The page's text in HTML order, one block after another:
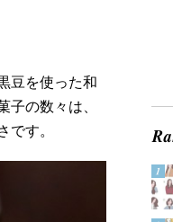
豆を使った和
子の数々は、
です。